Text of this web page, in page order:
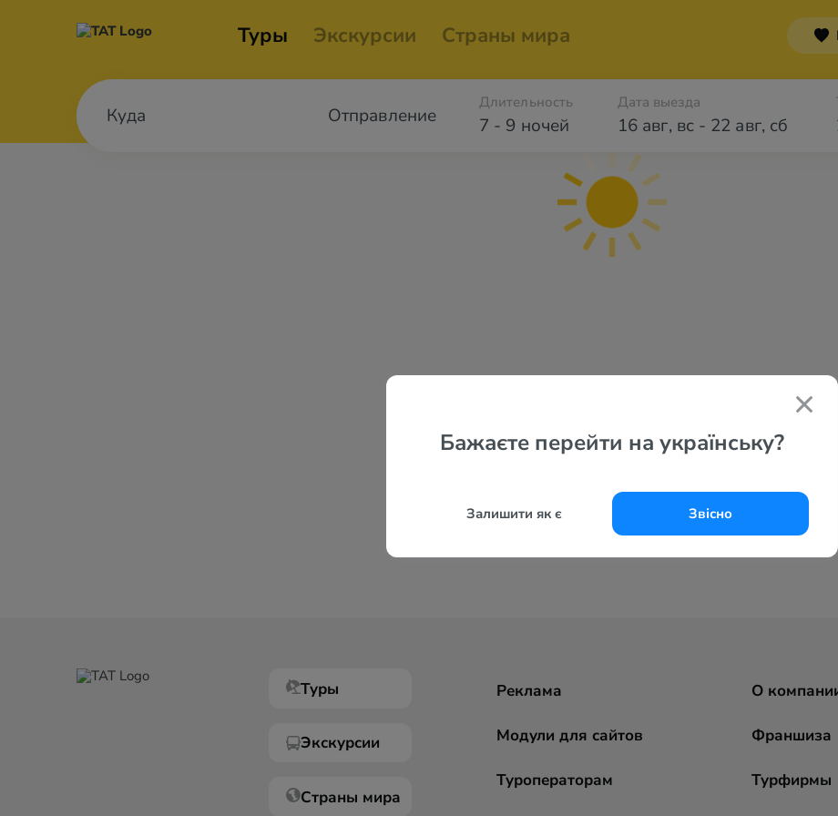
Туры Экскурсии Страны мира
Отправление 7 - 9 ночей
Длительность Дата выезда
16 авг, вс- 22 авг, сб
Бажаєте перейти на українську?
Залишити як є Звісно
Туры
Экскурсии
Страны мира
Реклама
Модули для сайтов
Туроператорам
О
Франшиза
Турфирмы